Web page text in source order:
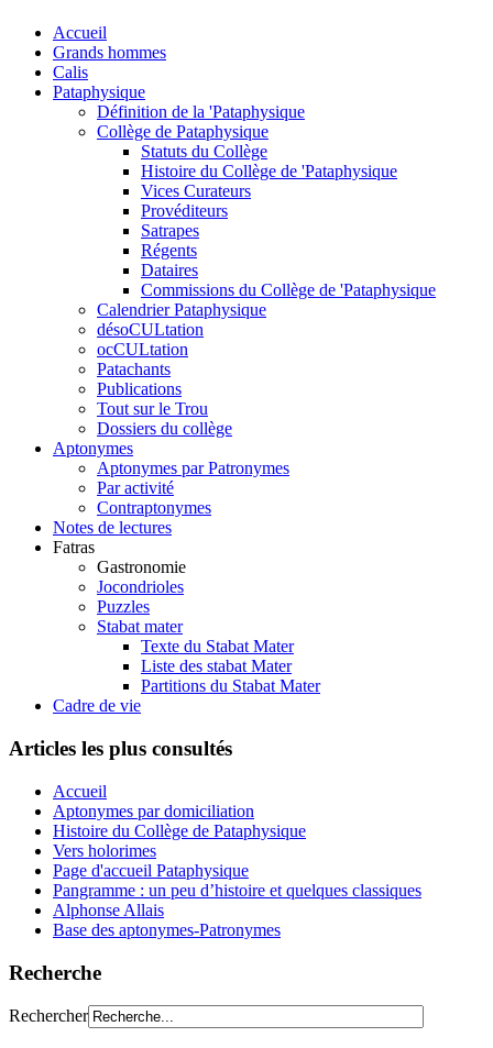
Accueil
Grands hommes
Calis
Pataphysique
Définition de la 'Pataphysique
Collège de Pataphysique
Statuts du Collège
Histoire du Collège de 'Pataphysique
Vices Curateurs
Provéditeurs
Satrapes
Régents
Dataires
Commissions du Collège de 'Pataphysique
Calendrier Pataphysique
désoCULtation
ocCULtation
Patachants
Publications
Tout sur le Trou
Dossiers du collège
Aptonymes
Aptonymes par Patronymes
Par activité
Contraptonymes
Notes de lectures
Fatras
Gastronomie
Jocondrioles
Puzzles
Stabat mater
Texte du Stabat Mater
Liste des stabat Mater
Partitions du Stabat Mater
Cadre de vie
Articles les plus consultés
Accueil
Aptonymes par domiciliation
Histoire du Collège de Pataphysique
Vers holorimes
Page d'accueil Pataphysique
Pangramme : un peu d’histoire et quelques classiques
Alphonse Allais
Base des aptonymes-Patronymes
Recherche
Rechercher